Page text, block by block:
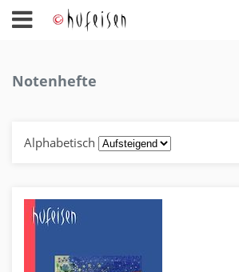
Notenhefte
Alphabetisch